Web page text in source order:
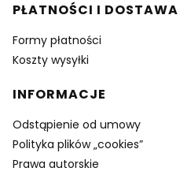
PŁATNOŚCI I DOSTAWA
Formy płatności
Koszty wysyłki
INFORMACJE
Odstąpienie od umowy
Polityka plików „cookies”
Prawa autorskie